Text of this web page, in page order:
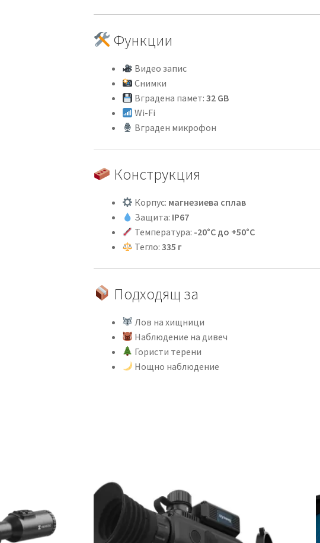
Функции
Видео запис
Снимки
Вградена памет: 32 GB
Wi-Fi
Вграден микрофон
Конструкция
Корпус: магнезиева сплав
Защита: IP67
Температура: -20°C до +50°C
Тегло: 335 г
Подходящ за
Лов на хищници
Наблюдение на дивеч
Гористи терени
Нощно наблюдение